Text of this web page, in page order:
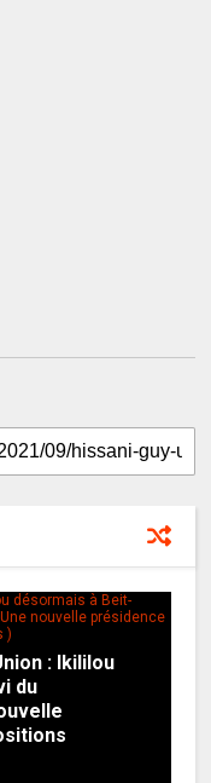
: Ikililou
du